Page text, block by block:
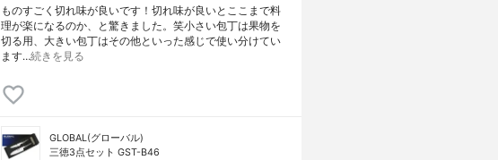
ものすごく切れ味が良いです！切れ味が良いとここまで料
理が楽になるのか、と驚きました。笑小さい包丁は果物を
切る用、大きい包丁はその他といった感じで使い分けてい
ます…続きを見る
GLOBAL(グローバル)
三徳3点セット GST-B46